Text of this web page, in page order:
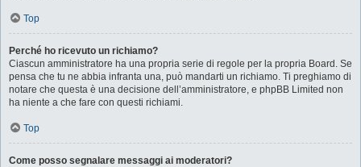
Top
Perché ho ricevuto un richiamo?
Ciascun amministratore ha una propria serie di regole per la propria Board. Se
pensa che tu ne abbia infranta una, può mandarti un richiamo. Ti preghiamo di
notare che questa è una decisione dell’amministratore, e phpBB Limited non
ha niente a che fare con questi richiami.
Top
Come posso segnalare messaggi ai moderatori?